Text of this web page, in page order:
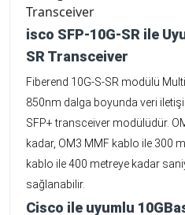
Transceiver
isco SFP-10G-SR ile
SR Transceiver
Fiberend 10G-S-SR modülü
850nm dalga boyunda veri
SFP+ transceiver modülüdür.
kadar, OM3 MMF kablo ile 300
kablo ile 400 metreye kadar
sağlanabilir.
Cisco ile uyumlu